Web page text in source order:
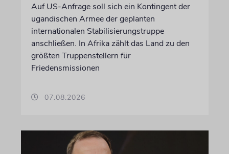
Auf US-Anfrage soll sich ein Kontingent der
ugandischen Armee der geplanten
internationalen Stabilisierungstruppe
anschließen. In Afrika zählt das Land zu den
größten Truppenstellern für
Friedensmissionen
07.08.2026